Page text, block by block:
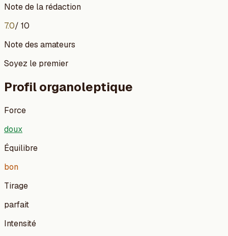
Note de la rédaction
7.0/ 10
Note des amateurs
Soyez le premier
Profil organoleptique
Force
doux
Équilibre
bon
Tirage
parfait
Intensité